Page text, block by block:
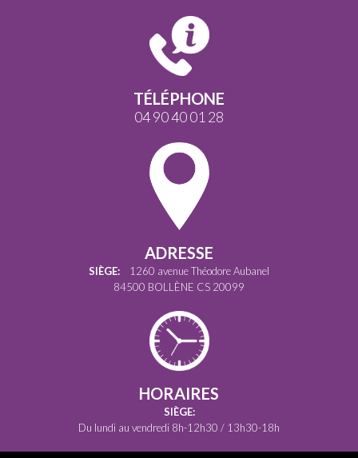
TÉLÉPHONE
04 90 40 01 28
ADRESSE
SIÈGE: 1260 avenue Théodore Aubanel
84500 BOLLÈNE CS 20099
HORAIRES
SIÈGE:
Du lundi au vendredi 8h-12h30 / 13h30-18h